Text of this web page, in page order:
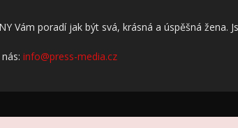
Vám poradí jak být svá, krásná a úspěšná žena.
info@press-media.cz